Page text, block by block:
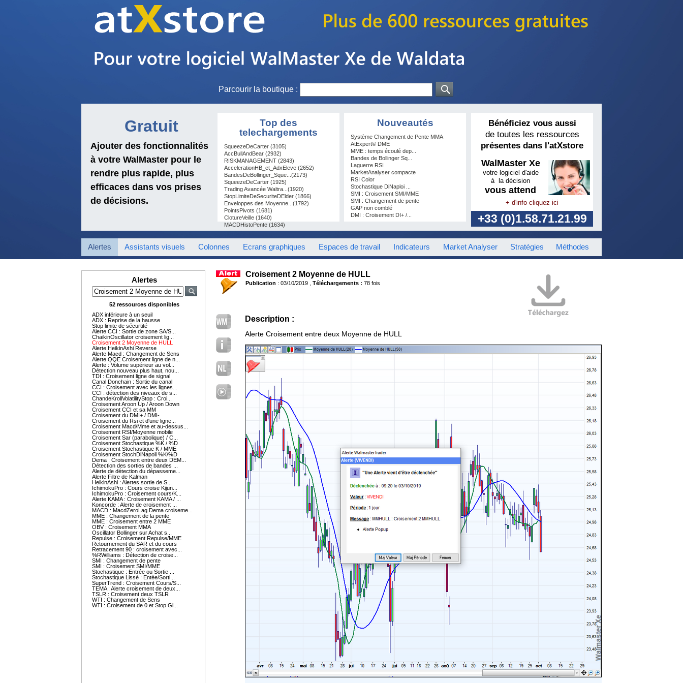
Parcourir la boutique :
Gratuit
Ajouter des fonctionnalités
à votre WalMaster pour le
rendre plus rapide, plus
efficaces dans vos prises
de décisions.
Top des
telechargements
SqueezeDeCarter (3105)
AccBullAndBear (2932)
RISKMANAGEMENT (2843)
AccelerationHB_et_AdxEleve (2652)
BandesDeBollinger_Sque...(2173)
SqueezeDeCarter (1925)
Trading Avancée Waltra...(1920)
StopLimiteDeSecuriteDElder (1866)
Enveloppes des Moyenne...(1792)
PointsPivots (1681)
ClotureVeille (1640)
MACDHistoPente (1634)
Nouveautés
Système Changement de Pente MMA
AtExpert© DME
MME : temps écoulé dep...
Bandes de Bollinger Sq...
Laguerre RSI
MarketAnalyser compacte
RSI Color
Stochastique DiNaploi ...
SMI : Croisement SMI/MME
SMI : Changement de pente
GAP non comblé
DMI : Croisement DI+ /...
Bénéficiez vous aussi
de toutes les ressources
présentes dans l'atXstore
WalMaster Xe
votre logiciel d'aide
à la décision
vous attend
+ d'info cliquez ici
+33 (0)1.58.71.21.99
Alertes Assistants visuels Colonnes Ecrans graphiques Espaces de travail Indicateurs Market Analyser Stratégies Méthodes
Alertes
52 ressources disponibles
ADX inférieure à un seuil
ADX : Reprise de la hausse
Stop limite de sécurtité
Alerte CCI : Sortie de zone SA/S...
ChaikinOscillator croisement lig...
Croisement 2 Moyenne de HULL
Alerte HeikinAshi Reverse
Alerte Macd : Changement de Sens
Alerte QQE Croisement ligne de n...
Alerte : Volume supérieur au vol...
Détection nouveau plus haut, nou...
TDI : Croisement ligne de signal
Canal Donchain : Sortie du canal
CCI : Croisement avec les lignes...
CCI : détection des niveaux de s...
ChandeKrollVolatilityStop : Croi...
Croisement Aroon Up / Aroon Down
Croisement CCI et sa MM
Croisement du DMI+ / DMI-
Croisement du Rsi et d'une ligne...
Croisement Macd/Mme et au-dessus...
Croisement RSI/Moyenne mobile
Croisement Sar (parabolique) / C...
Croisement Stochastique %K / %D
Croisement Stochastique K / MME
Croisement StochDiNapoli %K/%D
Dema : Croisement entre deux DEM...
Détection des sorties de bandes ...
Alerte de détection du dépasseme...
Alerte Filtre de Kalman
HeikinAshi : Alertes sortie de S...
IchimokuPro : Cours croise Kijun...
IchimokuPro : Croisement cours/K...
Alerte KAMA : Croisement KAMA / ...
Koncorde : Alerte de croisement ...
MACD : MacdZeroLag Dema croiseme...
MME : Changement de la pente
MME : Croisement entre 2 MME
OBV : Croisement MMA
Oscillator Bollinger sur Achat s...
Repulse : Croisement Repulse/MME
Retournement du SAR et du cours
Retracement 90 : croisement avec...
%RWilliams : Détection de croise...
SMI : Changement de pente
SMI : Croisement SMI/MME
Stochastique : Entrée ou Sortie ...
Stochastique Lissé : Entée/Sorti...
SuperTrend : Croisement Cours/S...
TEMA : Alerte croisement de deux...
TSLR : Croisement deux TSLR
WTI : Changement de Sens
WTI : Croisement de 0 et Stop Gl...
Croisement 2 Moyenne de HULL
Publication : 03/10/2019 , Téléchargements : 78 fois
Description :
Alerte Croisement entre deux Moyenne de HULL